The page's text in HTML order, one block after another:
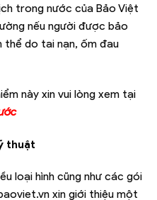
trong nước của Bảo Việt
nếu người được bảo
do tai nạn, ốm đau
này xin vui lòng xem tại
thuật
loại hình cũng như các gói
xin giới thiệu một